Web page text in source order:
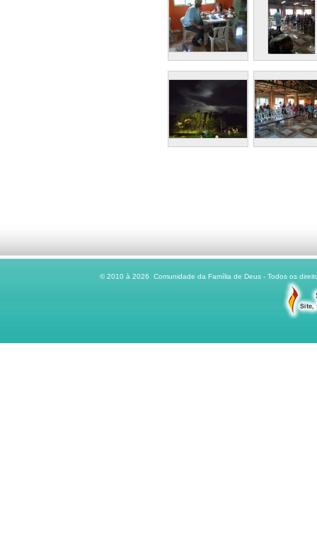
© 2010 à 2026 Comunidade da Família de Deus - Todos os